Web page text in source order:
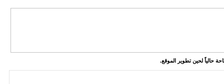
حالياً لحين تطوير الموقع.